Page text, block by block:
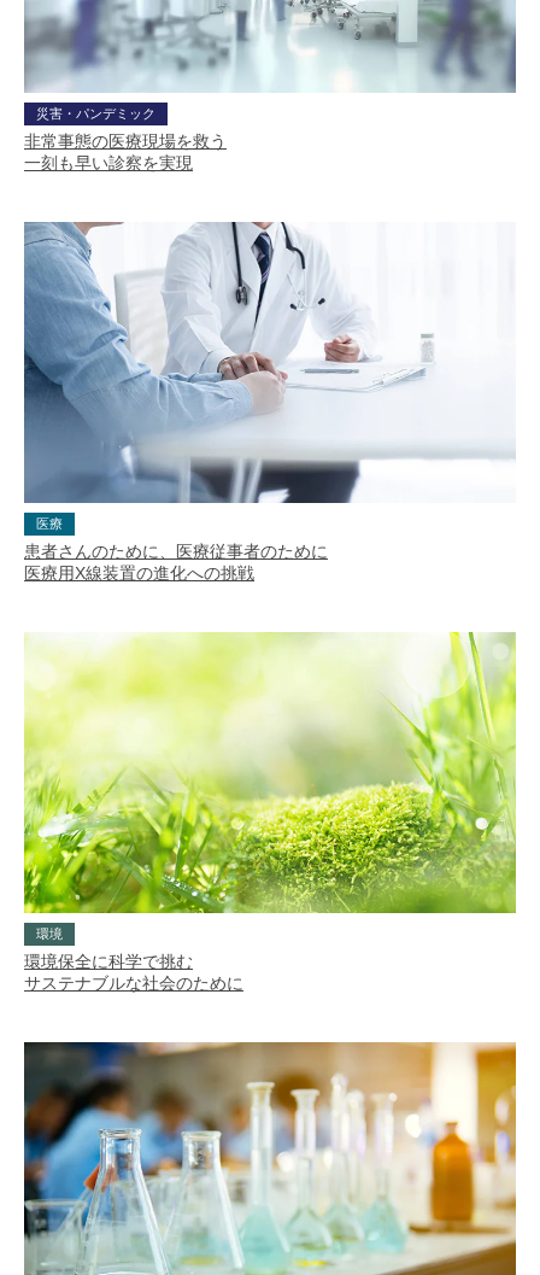
災害・パンデミック
非常事態の医療現場を救う
一刻も早い診察を実現
医療
患者さんのために、医療従事者のために
医療用X線装置の進化への挑戦
環境
環境保全に科学で挑む
サステナブルな社会のために